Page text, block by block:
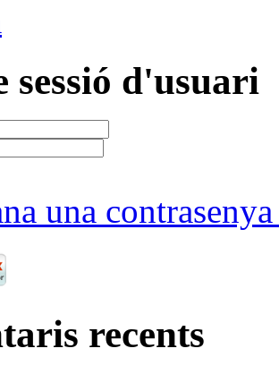
sessió d'usuari
una
recents